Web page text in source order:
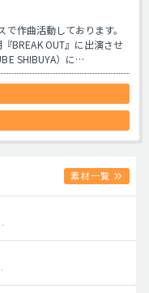
作曲活動しております。
BREAK OUT』に出演させ
SHIBUYA）に…
素材一覧